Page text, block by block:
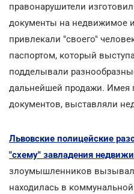
правонарушители
документы на недвижимое
привлекали "своего"
паспортом, который
подделывали
дальнейшей продажи. Имея
документов, выставляли
Львовские полицейские
"схему" завладения
злоумышленников
находилась в